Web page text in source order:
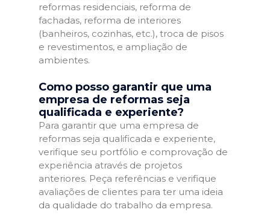
reformas residenciais, reforma de
fachadas, reforma de interiores
(banheiros, cozinhas, etc.), troca de pisos
e revestimentos, e ampliação de
ambientes.
Como posso garantir que uma
empresa de reformas seja
qualificada e experiente?
Para garantir que uma empresa de
reformas seja qualificada e experiente,
verifique seu portfólio e comprovação de
experiência através de projetos
anteriores. Peça referências e verifique
avaliações de clientes para ter uma ideia
da qualidade do trabalho da empresa.